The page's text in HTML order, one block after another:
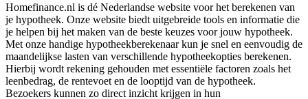
Homefinance.nl is dé Nederlandse website voor het berekenen van
je hypotheek. Onze website biedt uitgebreide tools en informatie die
je helpen bij het maken van de beste keuzes voor jouw hypotheek.
Met onze handige hypotheekberekenaar kun je snel en eenvoudig de
maandelijkse lasten van verschillende hypotheekopties berekenen.
Hierbij wordt rekening gehouden met essentiële factoren zoals het
leenbedrag, de rentevoet en de looptijd van de hypotheek.
Bezoekers kunnen zo direct inzicht krijgen in hun